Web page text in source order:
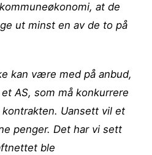
at de
ut minst en av de to på
kan være med på anbud,
AS, som må konkurrere
Uansett vil et
penger. Det har vi sett
ble